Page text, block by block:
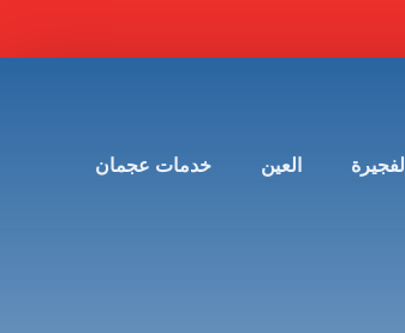
الفجيرة العين خدمات عجمان